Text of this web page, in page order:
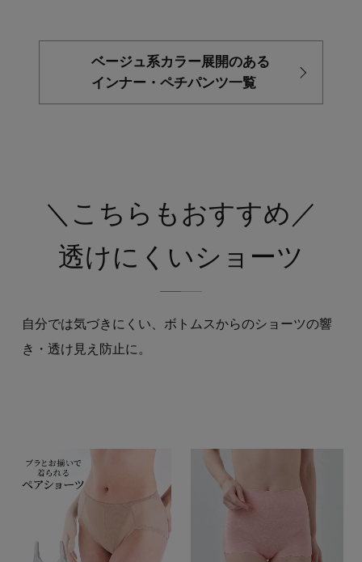
ベージュ系カラー展開のある
インナー・ペチパンツ一覧
＼こちらもおすすめ／
透けにくいショーツ
自分では気づきにくい、ボトムスからのショーツの響
き・透け見え防止に。